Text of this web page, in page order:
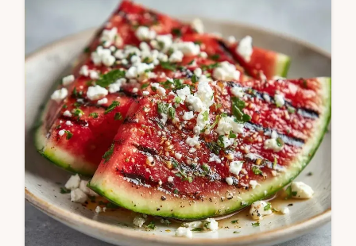
Cette recette marinade gambas sublime vos
crevettes grillées marinées. Checklist
erreurs incluse. Prêt en 15 min.